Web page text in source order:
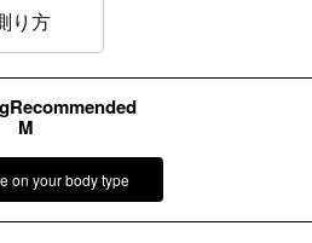
り方
M
on your body type